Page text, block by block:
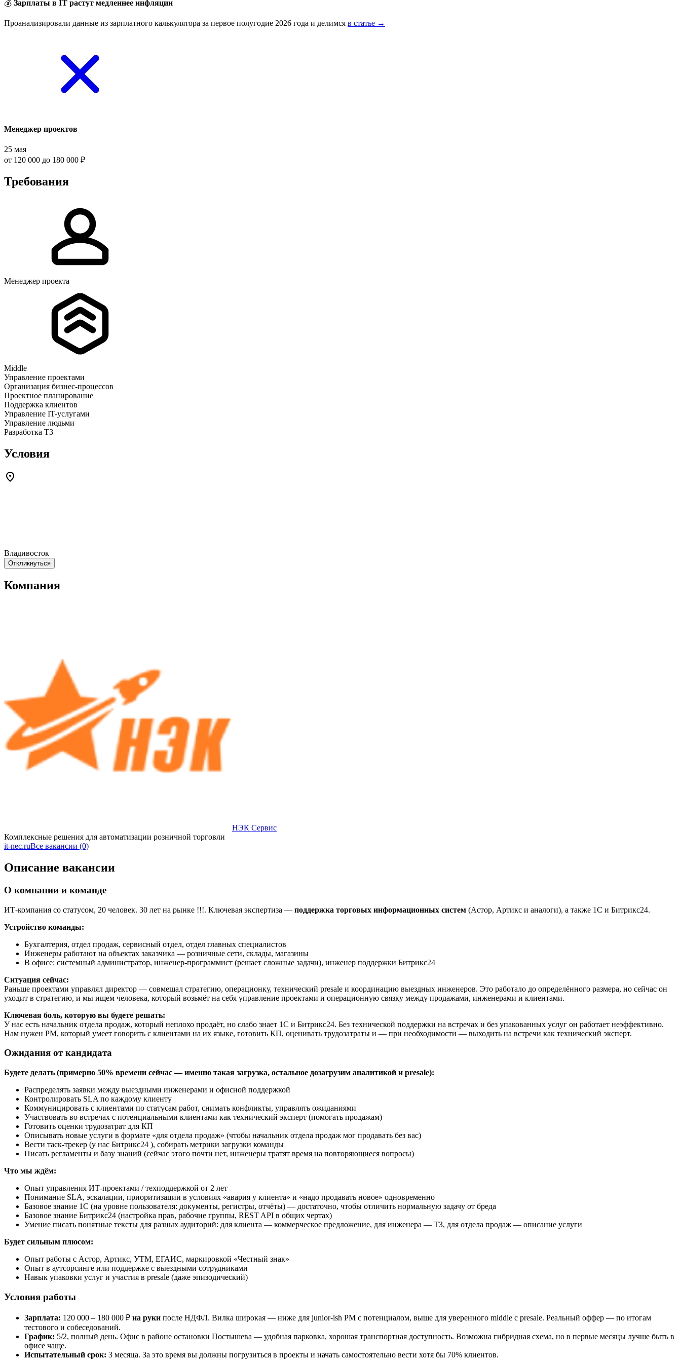
💰 Зарплаты в IT растут медленнее инфляции
Проанализировали данные из зарплатного калькулятора за первое полугодие 2026 года и делимся в статье →
Менеджер проектов
25 мая
от 120 000 до 180 000 ₽
Требования
Менеджер проекта
Middle
Управление проектами
Организация бизнес-процессов
Проектное планирование
Поддержка клиентов
Управление IT-услугами
Управление людьми
Разработка ТЗ
Условия
Владивосток
Откликнуться
Компания
НЭК Сервис
Комплексные решения для автоматизации розничной торговли
it-nec.ruВсе вакансии (0)
Описание вакансии
О компании и команде
ИТ-компания со статусом, 20 человек. 30 лет на рынке !!!. Ключевая экспертиза — поддержка торговых информационных систем (Астор, Артикс и аналоги), а также 1С и Битрикс24.
Устройство команды:
Бухгалтерия, отдел продаж, сервисный отдел, отдел главных специалистов
Инженеры работают на объектах заказчика — розничные сети, склады, магазины
В офисе: системный администратор, инженер-программист (решает сложные задачи), инженер поддержки Битрикс24
Ситуация сейчас:
Раньше проектами управлял директор — совмещал стратегию, операционку, технический presale и координацию выездных инженеров. Это работало до определённого размера, но сейчас он
уходит в стратегию, и мы ищем человека, который возьмёт на себя управление проектами и операционную связку между продажами, инженерами и клиентами.
Ключевая боль, которую вы будете решать:
У нас есть начальник отдела продаж, который неплохо продаёт, но слабо знает 1С и Битрикс24. Без технической поддержки на встречах и без упакованных услуг он работает неэффективно.
Нам нужен PM, который умеет говорить с клиентами на их языке, готовить КП, оценивать трудозатраты и — при необходимости — выходить на встречи как технический эксперт.
Ожидания от кандидата
Будете делать (примерно 50% времени сейчас — именно такая загрузка, остальное дозагрузим аналитикой и presale):
Распределять заявки между выездными инженерами и офисной поддержкой
Контролировать SLA по каждому клиенту
Коммуницировать с клиентами по статусам работ, снимать конфликты, управлять ожиданиями
Участвовать во встречах с потенциальными клиентами как технический эксперт (помогать продажам)
Готовить оценки трудозатрат для КП
Описывать новые услуги в формате «для отдела продаж» (чтобы начальник отдела продаж мог продавать без вас)
Вести таск-трекер (у нас Битрикс24 ), собирать метрики загрузки команды
Писать регламенты и базу знаний (сейчас этого почти нет, инженеры тратят время на повторяющиеся вопросы)
Что мы ждём:
Опыт управления ИТ-проектами / техподдержкой от 2 лет
Понимание SLA, эскалации, приоритизации в условиях «авария у клиента» и «надо продавать новое» одновременно
Базовое знание 1С (на уровне пользователя: документы, регистры, отчёты) — достаточно, чтобы отличить нормальную задачу от бреда
Базовое знание Битрикс24 (настройка прав, рабочие группы, REST API в общих чертах)
Умение писать понятные тексты для разных аудиторий: для клиента — коммерческое предложение, для инженера — ТЗ, для отдела продаж — описание услуги
Будет сильным плюсом:
Опыт работы с Астор, Артикс, УТМ, ЕГАИС, маркировкой «Честный знак»
Опыт в аутсорсинге или поддержке с выездными сотрудниками
Навык упаковки услуг и участия в presale (даже эпизодический)
Условия работы
Зарплата: 120 000 – 180 000 ₽ на руки после НДФЛ. Вилка широкая — ниже для junior-ish PM с потенциалом, выше для уверенного middle с presale. Реальный оффер — по итогам
тестового и собеседований.
График: 5/2, полный день. Офис в районе остановки Постышева — удобная парковка, хорошая транспортная доступность. Возможна гибридная схема, но в первые месяцы лучше быть в
офисе чаще.
Испытательный срок: 3 месяца. За это время вы должны погрузиться в проекты и начать самостоятельно вести хотя бы 70% клиентов.